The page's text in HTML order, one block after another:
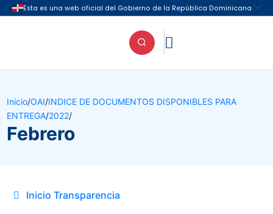

Inicio/OAI/INDICE DE DOCUMENTOS DISPONIBLES PARA
ENTREGA/2022/
Febrero
Inicio Transparencia